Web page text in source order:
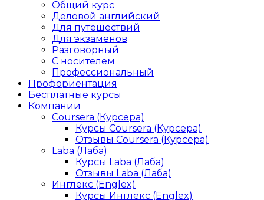
Общий курс
Деловой английский
Для путешествий
Для экзаменов
Разговорный
С носителем
Профессиональный
Профориентация
Бесплатные курсы
Компании
Coursera (Курсера)
Курсы Coursera (Курсера)
Отзывы Coursera (Курсера)
Laba (Лаба)
Курсы Laba (Лаба)
Отзывы Laba (Лаба)
Инглекс (Englex)
Курсы Инглекс (Englex)